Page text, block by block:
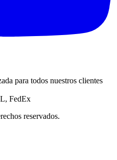
para todos nuestros clientes
FedEx
reservados.